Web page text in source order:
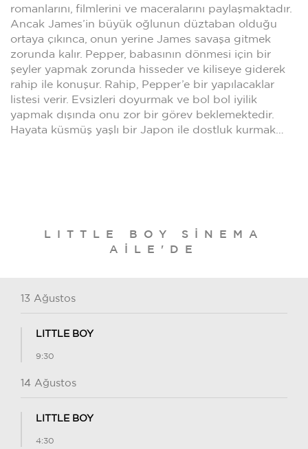
romanlarını, filmlerini ve maceralarını paylaşmaktadır.
Ancak James’in büyük oğlunun düztaban olduğu
ortaya çıkınca, onun yerine James savaşa gitmek
zorunda kalır. Pepper, babasının dönmesi için bir
şeyler yapmak zorunda hisseder ve kiliseye giderek
rahip ile konuşur. Rahip, Pepper’e bir yapılacaklar
listesi verir. Evsizleri doyurmak ve bol bol iyilik
yapmak dışında onu zor bir görev beklemektedir.
Hayata küsmüş yaşlı bir Japon ile dostluk kurmak…
LITTLE BOY SINEMA
AILE'DE
13 Ağustos
LITTLE BOY
9:30
14 Ağustos
LITTLE BOY
4:30